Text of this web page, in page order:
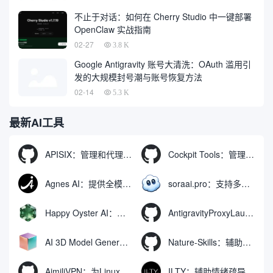
不止于对话：如何在 Cherry Studio 中一键部署
OpenClaw 实战指南
02-27 3.8 K
Google Antigravity 账号大清洗：OAuth 滥用引
发的大规模封号潮与账号恢复方法
02-14 5.3 K
最新AI工具
APISIX：管理和代理API及大模型流量的高性能网关 Cockpit Tools：管理多个AI编程IDE账号与配置多开独立实例的本地桌面应用
Agnes AI：提供全模态模型免费API、支持图文视频生成与复杂工程执行的智能体平台 soraai.pro：支持多模型文字转视频和图像生成的在线创作工具
Happy Oyster AI：生成可交互式3D虚拟世界与视频的大模型 AntigravityProxyLauncher：免TUN全局代理使用Antigravity IDE
AI 3D Model Generator：通过文本和图像快速生成3D模型的在线工具 Nature-Skills：辅助撰写学术论文和绘制科研图表的智能体插件